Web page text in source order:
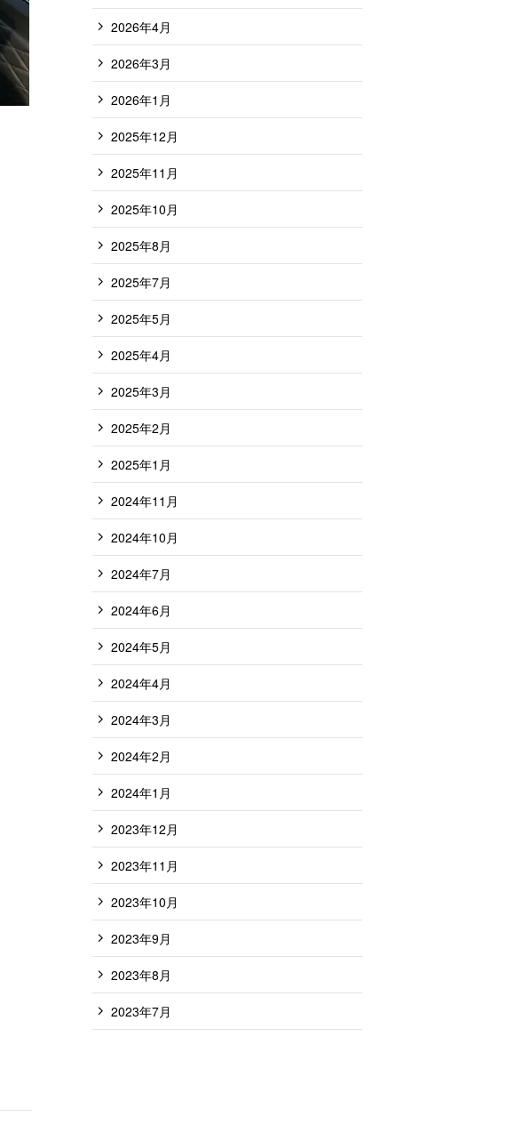
2026年4月
2026年3月
2026年1月
2025年12月
2025年11月
2025年10月
2025年8月
2025年7月
2025年5月
2025年4月
2025年3月
2025年2月
2025年1月
2024年11月
2024年10月
2024年7月
2024年6月
2024年5月
2024年4月
2024年3月
2024年2月
2024年1月
2023年12月
2023年11月
2023年10月
2023年9月
2023年8月
2023年7月